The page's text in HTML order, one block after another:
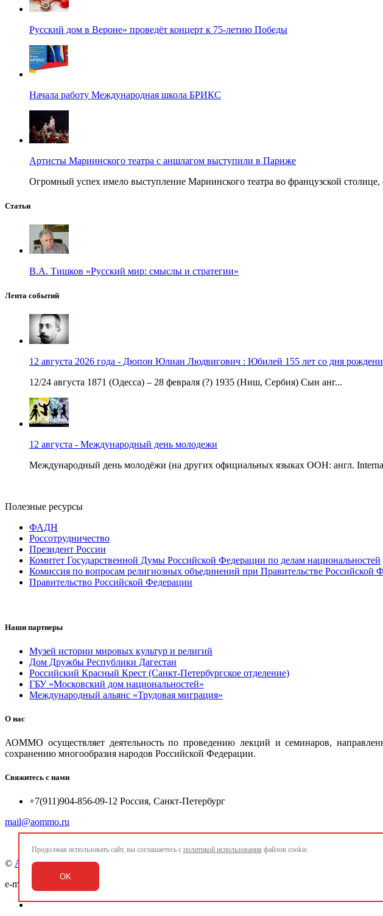
Русский дом в Вероне» проведёт концерт к 75-летию Победы
Начала работу Международная школа БРИКС
Артисты Мариинского театра с аншлагом выступили в Париже
Огромный успех имело выступление Мариинского театра во французской столице,
Статьи
В.А. Тишков «Русский мир: смыслы и стратегии»
Лента событий
12 августа 2026 года - Дюпон Юлиан Людвигович : Юбилей 155 лет со дня
12/24 августа 1871 (Одесса) – 28 февраля (?) 1935 (Ниш, Сербия) Сын анг...
12 августа - Международный день молодежи
Международный день молодёжи (на других официальных языках ООН: англ.
Полезные ресурсы
ФАДН
Россотрудничество
Президент России
Комитет Государственной Думы Российской Федерации по делам национальностей
Комиссия по вопросам религиозных объединений при Правительстве Российской
Правительство Российской Федерации
Наши партнеры
Музей истории мировых культур и религий
Дом Дружбы Республики Дагестан
Российский Красный Крест (Санкт-Петербургское отделение)
ГБУ «Московский дом национальностей»
Международный альянс «Трудовая миграция»
О нас
АОММО осуществляет деятельность по проведению лекций и семинаров,
сохранению многообразия народов Российской Федерации.
Свяжитесь с нами
+7(911)904-856-09-12 Россия, Санкт-Петербург
mail@aommo.ru
© Ассоциация организаций по реализации национальных проектов и достижению
e-mail:
Продолжая использовать сайт, вы соглашаетесь с политикой использования файлов cookie.
OK